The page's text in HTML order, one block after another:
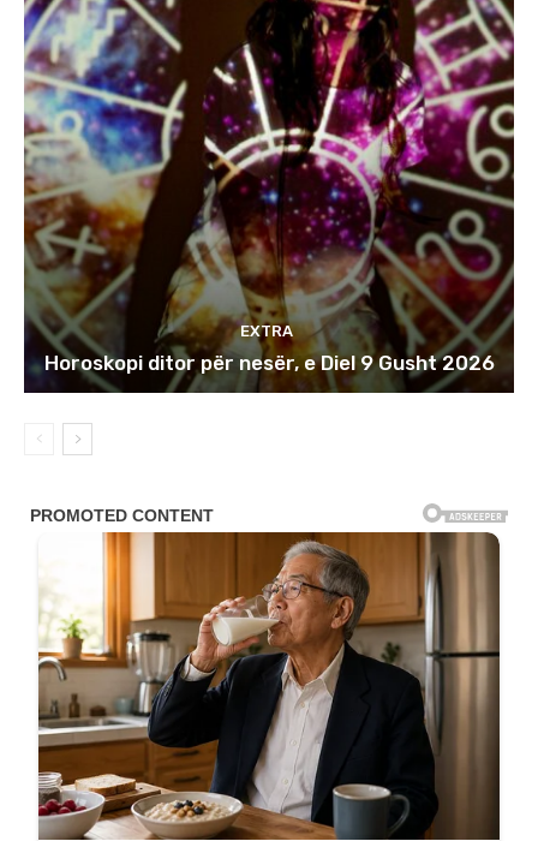
EXTRA
Horoskopi ditor për nesër, e Diel 9 Gusht 2026